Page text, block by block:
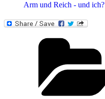
Arm und Reich - und ich?